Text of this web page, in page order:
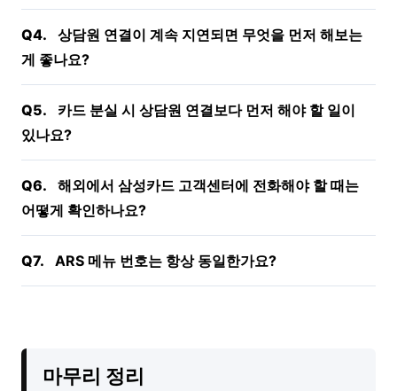
Q4.
상담원 연결이 계속 지연되면 무엇을 먼저 해보는
게 좋나요?
Q5.
카드 분실 시 상담원 연결보다 먼저 해야 할 일이
있나요?
Q6.
해외에서 삼성카드 고객센터에 전화해야 할 때는
어떻게 확인하나요?
Q7. ARS 메뉴 번호는 항상 동일한가요?
마무리 정리